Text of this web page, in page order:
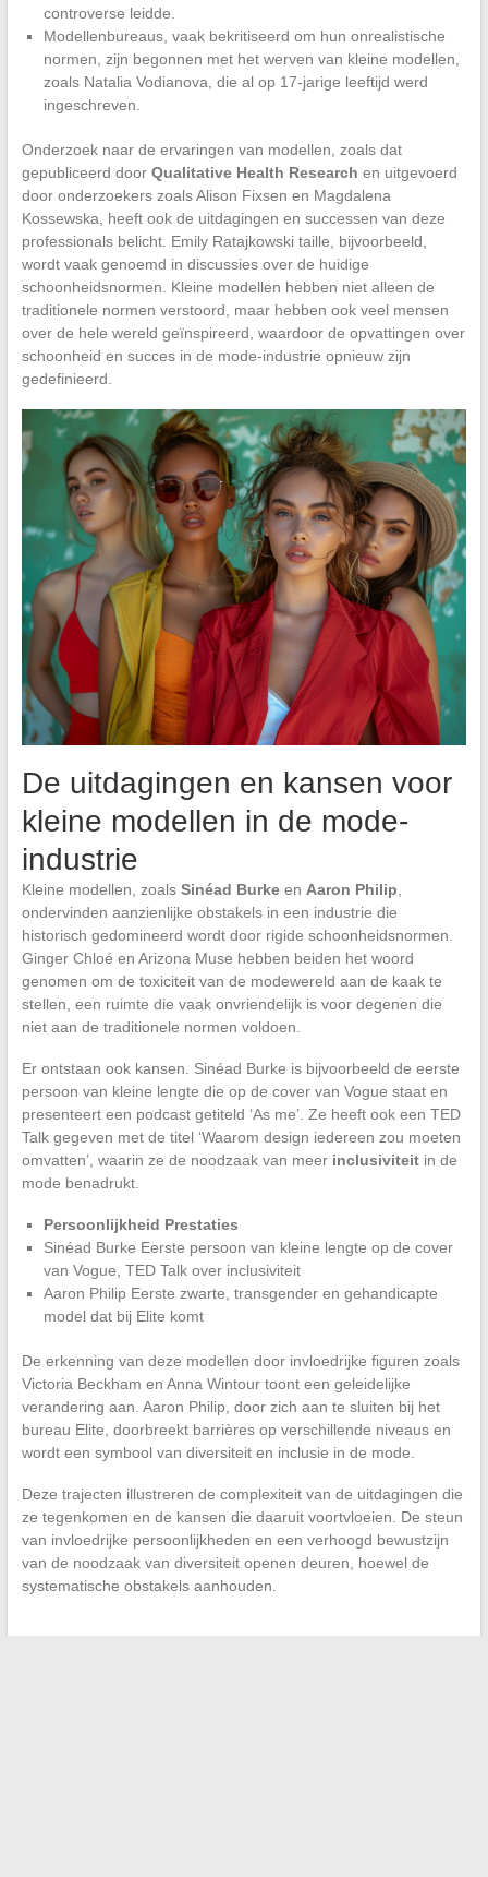
controverse leidde.
Modellenbureaus, vaak bekritiseerd om hun onrealistische
normen, zijn begonnen met het werven van kleine modellen,
zoals Natalia Vodianova, die al op 17-jarige leeftijd werd
ingeschreven.
Onderzoek naar de ervaringen van modellen, zoals dat
gepubliceerd door Qualitative Health Research en uitgevoerd
door onderzoekers zoals Alison Fixsen en Magdalena
Kossewska, heeft ook de uitdagingen en successen van deze
professionals belicht. Emily Ratajkowski taille, bijvoorbeeld,
wordt vaak genoemd in discussies over de huidige
schoonheidsnormen. Kleine modellen hebben niet alleen de
traditionele normen verstoord, maar hebben ook veel mensen
over de hele wereld geïnspireerd, waardoor de opvattingen over
schoonheid en succes in de mode-industrie opnieuw zijn
gedefinieerd.
De uitdagingen en kansen voor
kleine modellen in de mode-
industrie
Kleine modellen, zoals Sinéad Burkeen Aaron Philip
ondervinden aanzienlijke obstakels in een industrie die
historisch gedomineerd wordt door rigide schoonheidsnormen.
Ginger Chloé en Arizona Muse hebben beiden het woord
genomen om de toxiciteit van de modewereld aan de kaak te
stellen, een ruimte die vaak onvriendelijk is voor degenen die
niet aan de traditionele normen voldoen.
Er ontstaan ook kansen. Sinéad Burke is bijvoorbeeld de eerste
persoon van kleine lengte die op de cover van Vogue staat en
presenteert een podcast getiteld ‘As me’. Ze heeft ook een TED
Talk gegeven met de titel ‘Waarom design iedereen zou moeten
omvatten’, waarin ze de noodzaak van meer inclusiviteitin de
mode benadrukt.
Persoonlijkheid Prestaties
Sinéad Burke Eerste persoon van kleine lengte op de cover
van Vogue, TED Talk over inclusiviteit
Aaron Philip Eerste zwarte, transgender en gehandicapte
model dat bij Elite komt
De erkenning van deze modellen door invloedrijke figuren zoals
Victoria Beckham en Anna Wintour toont een geleidelijke
verandering aan. Aaron Philip, door zich aan te sluiten bij het
bureau Elite, doorbreekt barrières op verschillende niveaus en
wordt een symbool van diversiteit en inclusie in de mode.
Deze trajecten illustreren de complexiteit van de uitdagingen die
ze tegenkomen en de kansen die daaruit voortvloeien. De steun
van invloedrijke persoonlijkheden en een verhoogd bewustzijn
van de noodzaak van diversiteit openen deuren, hoewel de
systematische obstakels aanhouden.